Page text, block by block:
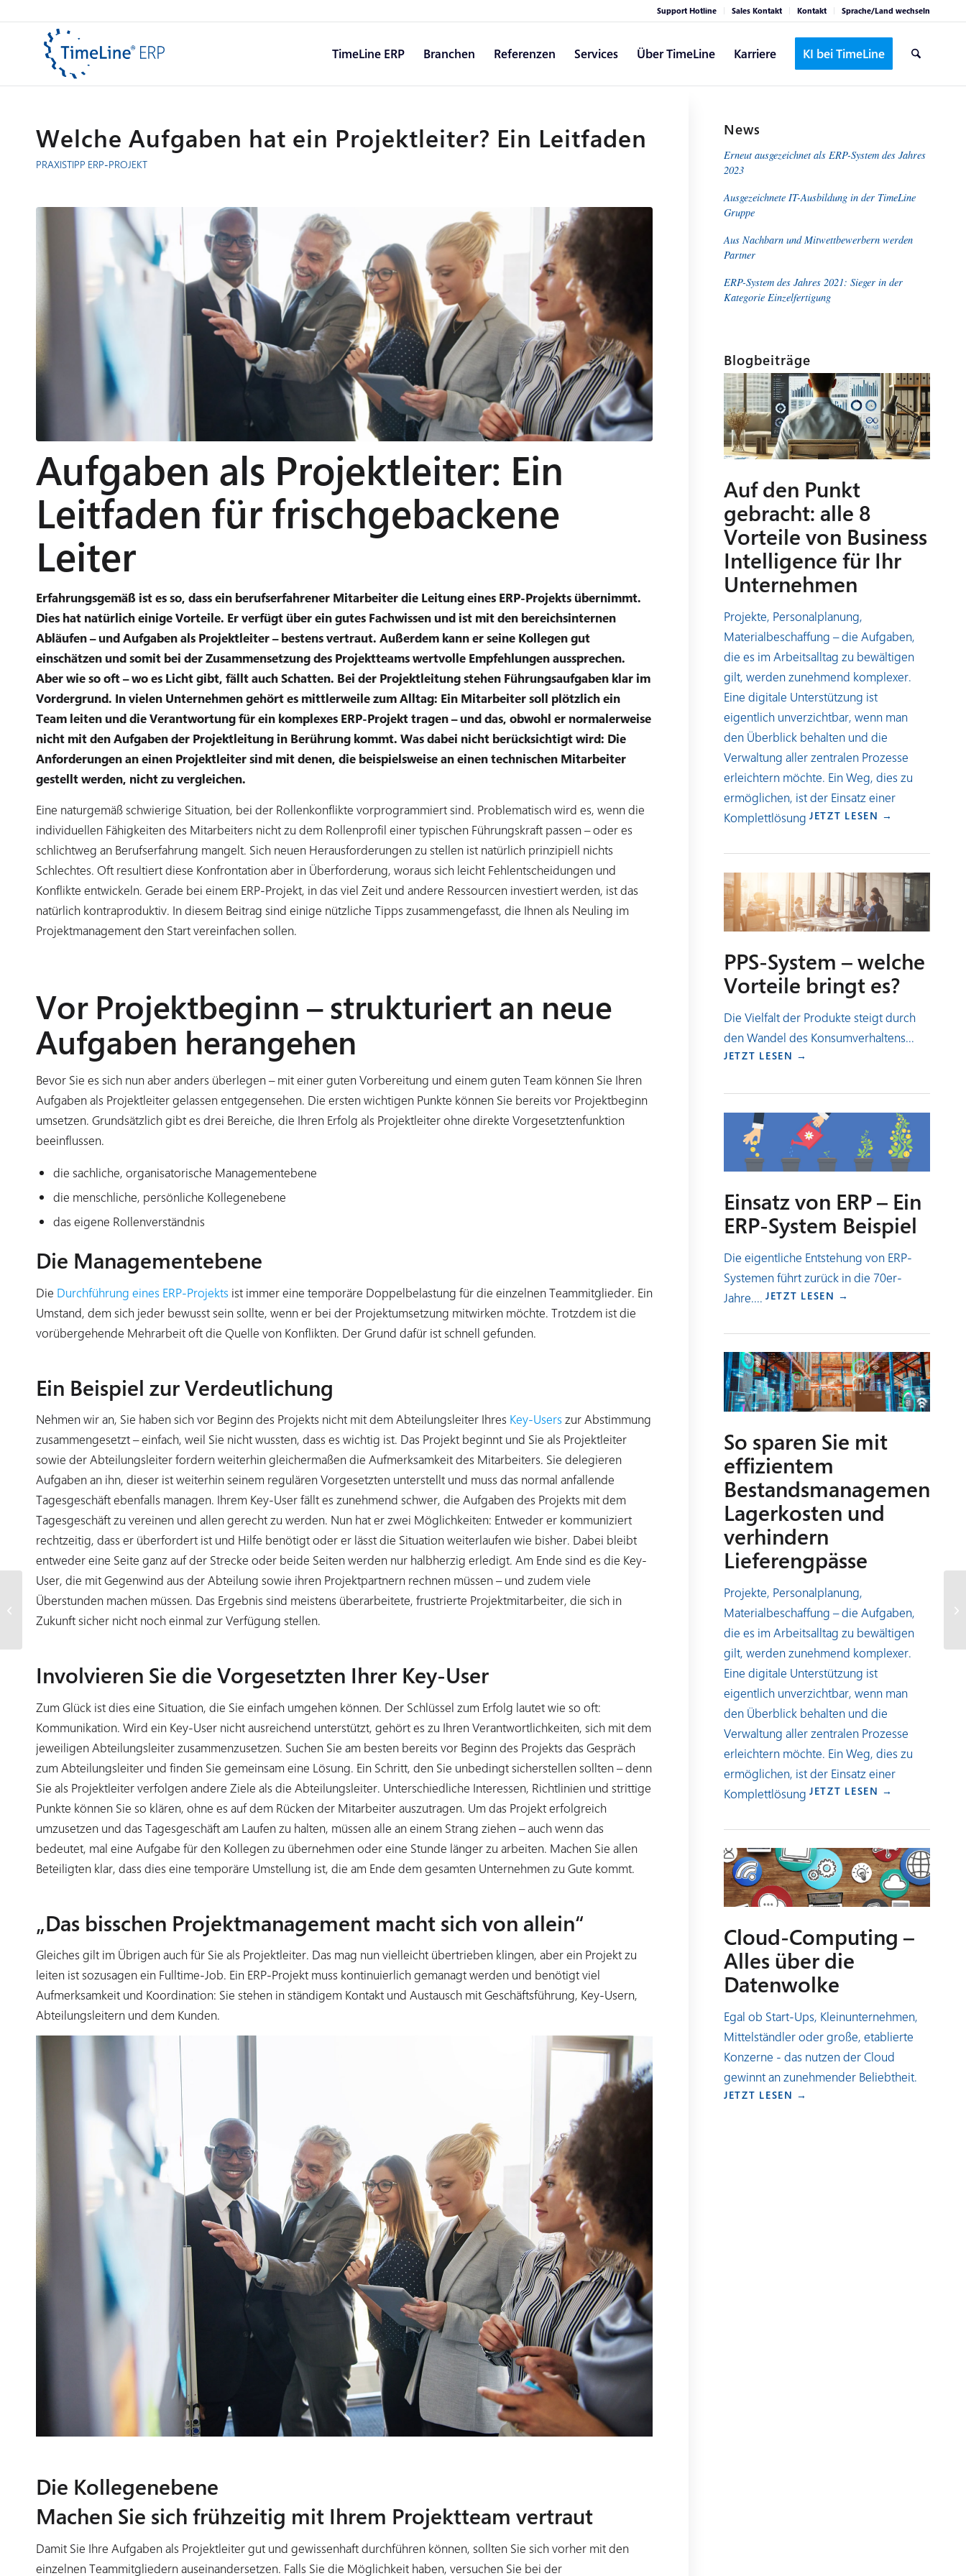
Support Hotline Sales Kontakt Kontakt Sprache/Land wechseln
TimeLine ERP Branchen Referenzen Services Über TimeLine Karriere KI bei TimeLine
Welche Aufgaben hat ein Projektleiter? Ein Leitfaden
PRAXISTIPP ERP-PROJEKT
Aufgaben als Projektleiter: Ein
Leitfaden für frischgebackene
Leiter
Erfahrungsgemäß ist es so, dass ein berufserfahrener Mitarbeiter die Leitung eines ERP-Projekts übernimmt.
Dies hat natürlich einige Vorteile. Er verfügt über ein gutes Fachwissen und ist mit den bereichsinternen
Abläufen – und Aufgaben als Projektleiter – bestens vertraut. Außerdem kann er seine Kollegen gut
einschätzen und somit bei der Zusammensetzung des Projektteams wertvolle Empfehlungen aussprechen.
Aber wie so oft – wo es Licht gibt, fällt auch Schatten. Bei der Projektleitung stehen Führungsaufgaben klar im
Vordergrund. In vielen Unternehmen gehört es mittlerweile zum Alltag: Ein Mitarbeiter soll plötzlich ein
Team leiten und die Verantwortung für ein komplexes ERP-Projekt tragen – und das, obwohl er normalerweise
nicht mit den Aufgaben der Projektleitung in Berührung kommt. Was dabei nicht berücksichtigt wird: Die
Anforderungen an einen Projektleiter sind mit denen, die beispielsweise an einen technischen Mitarbeiter
gestellt werden, nicht zu vergleichen.
Eine naturgemäß schwierige Situation, bei der Rollenkonflikte vorprogrammiert sind. Problematisch wird es, wenn die
individuellen Fähigkeiten des Mitarbeiters nicht zu dem Rollenprofil einer typischen Führungskraft passen – oder es
schlichtweg an Berufserfahrung mangelt. Sich neuen Herausforderungen zu stellen ist natürlich prinzipiell nichts
Schlechtes. Oft resultiert diese Konfrontation aber in Überforderung, woraus sich leicht Fehlentscheidungen und
Konflikte entwickeln. Gerade bei einem ERP-Projekt, in das viel Zeit und andere Ressourcen investiert werden, ist das
natürlich kontraproduktiv. In diesem Beitrag sind einige nützliche Tipps zusammengefasst, die Ihnen als Neuling im
Projektmanagement den Start vereinfachen sollen.
Vor Projektbeginn – strukturiert an neue
Aufgaben herangehen
Bevor Sie es sich nun aber anders überlegen – mit einer guten Vorbereitung und einem guten Team können Sie Ihren
Aufgaben als Projektleiter gelassen entgegensehen. Die ersten wichtigen Punkte können Sie bereits vor Projektbeginn
umsetzen. Grundsätzlich gibt es drei Bereiche, die Ihren Erfolg als Projektleiter ohne direkte Vorgesetztenfunktion
beeinflussen.
die sachliche, organisatorische Managementebene
die menschliche, persönliche Kollegenebene
das eigene Rollenverständnis
Die Managementebene
Die Durchführung eines ERP-Projekts ist immer eine temporäre Doppelbelastung für die einzelnen Teammitglieder. Ein
Umstand, dem sich jeder bewusst sein sollte, wenn er bei der Projektumsetzung mitwirken möchte. Trotzdem ist die
vorübergehende Mehrarbeit oft die Quelle von Konflikten. Der Grund dafür ist schnell gefunden.
Ein Beispiel zur Verdeutlichung
Nehmen wir an, Sie haben sich vor Beginn des Projekts nicht mit dem Abteilungsleiter Ihres Key-Users zur Abstimmung
zusammengesetzt – einfach, weil Sie nicht wussten, dass es wichtig ist. Das Projekt beginnt und Sie als Projektleiter
sowie der Abteilungsleiter fordern weiterhin gleichermaßen die Aufmerksamkeit des Mitarbeiters. Sie delegieren
Aufgaben an ihn, dieser ist weiterhin seinem regulären Vorgesetzten unterstellt und muss das normal anfallende
Tagesgeschäft ebenfalls managen. Ihrem Key-User fällt es zunehmend schwer, die Aufgaben des Projekts mit dem
Tagesgeschäft zu vereinen und allen gerecht zu werden. Nun hat er zwei Möglichkeiten: Entweder er kommuniziert
rechtzeitig, dass er überfordert ist und Hilfe benötigt oder er lässt die Situation weiterlaufen wie bisher. Dabei bleibt
entweder eine Seite ganz auf der Strecke oder beide Seiten werden nur halbherzig erledigt. Am Ende sind es die Key-
User, die mit Gegenwind aus der Abteilung sowie ihren Projektpartnern rechnen müssen – und zudem viele
Überstunden machen müssen. Das Ergebnis sind meistens überarbeitete, frustrierte Projektmitarbeiter, die sich in
Zukunft sicher nicht noch einmal zur Verfügung stellen.
Involvieren Sie die Vorgesetzten Ihrer Key-User
Zum Glück ist dies eine Situation, die Sie einfach umgehen können. Der Schlüssel zum Erfolg lautet wie so oft:
Kommunikation. Wird ein Key-User nicht ausreichend unterstützt, gehört es zu Ihren Verantwortlichkeiten, sich mit dem
jeweiligen Abteilungsleiter zusammenzusetzen. Suchen Sie am besten bereits vor Beginn des Projekts das Gespräch
zum Abteilungsleiter und finden Sie gemeinsam eine Lösung. Ein Schritt, den Sie unbedingt sicherstellen sollten – denn
Sie als Projektleiter verfolgen andere Ziele als die Abteilungsleiter. Unterschiedliche Interessen, Richtlinien und strittige
Punkte können Sie so klären, ohne es auf dem Rücken der Mitarbeiter auszutragen. Um das Projekt erfolgreich
umzusetzen und das Tagesgeschäft am Laufen zu halten, müssen alle an einem Strang ziehen – auch wenn das
bedeutet, mal eine Aufgabe für den Kollegen zu übernehmen oder eine Stunde länger zu arbeiten. Machen Sie allen
Beteiligten klar, dass dies eine temporäre Umstellung ist, die am Ende dem gesamten Unternehmen zu Gute kommt.
„Das bisschen Projektmanagement macht sich von allein“
Gleiches gilt im Übrigen auch für Sie als Projektleiter. Das mag nun vielleicht übertrieben klingen, aber ein Projekt zu
leiten ist sozusagen ein Fulltime-Job. Ein ERP-Projekt muss kontinuierlich gemanagt werden und benötigt viel
Aufmerksamkeit und Koordination: Sie stehen in ständigem Kontakt und Austausch mit Geschäftsführung, Key-Usern,
Abteilungsleitern und dem Kunden.
Die Kollegenebene
Machen Sie sich frühzeitig mit Ihrem Projektteam vertraut
Damit Sie Ihre Aufgaben als Projektleiter gut und gewissenhaft durchführen können, sollten Sie sich vorher mit den
einzelnen Teammitgliedern auseinandersetzen. Falls Sie die Möglichkeit haben, versuchen Sie bei der
News
Erneut ausgezeichnet als ERP-System des Jahres
2023
Ausgezeichnete IT-Ausbildung in der TimeLine
Gruppe
Aus Nachbarn und Mitwettbewerbern werden
Partner
ERP-System des Jahres 2021: Sieger in der
Kategorie Einzelfertigung
Blogbeiträge
Auf den Punkt
gebracht: alle 8
Vorteile von Business
Intelligence für Ihr
Unternehmen
Projekte, Personalplanung,
Materialbeschaffung – die Aufgaben,
die es im Arbeitsalltag zu bewältigen
gilt, werden zunehmend komplexer.
Eine digitale Unterstützung ist
eigentlich unverzichtbar, wenn man
den Überblick behalten und die
Verwaltung aller zentralen Prozesse
erleichtern möchte. Ein Weg, dies zu
ermöglichen, ist der Einsatz einer
KomplettlösungJETZT LESEN →
PPS-System – welche
Vorteile bringt es?
Die Vielfalt der Produkte steigt durch
den Wandel des Konsumverhaltens...
JETZT LESEN →
Einsatz von ERP – Ein
ERP-System Beispiel
Die eigentliche Entstehung von ERP-
Systemen führt zurück in die 70er-
Jahre....JETZT LESEN →
So sparen Sie mit
effizientem
Bestandsmanagement
Lagerkosten und
verhindern
Lieferengpässe
Projekte, Personalplanung,
Materialbeschaffung – die Aufgaben,
die es im Arbeitsalltag zu bewältigen
gilt, werden zunehmend komplexer.
Eine digitale Unterstützung ist
eigentlich unverzichtbar, wenn man
den Überblick behalten und die
Verwaltung aller zentralen Prozesse
erleichtern möchte. Ein Weg, dies zu
ermöglichen, ist der Einsatz einer
KomplettlösungJETZT LESEN →
Cloud-Computing –
Alles über die
Datenwolke
Egal ob Start-Ups, Kleinunternehmen,
Mittelständler oder große, etablierte
Konzerne - das nutzen der Cloud
gewinnt an zunehmender Beliebtheit.
JETZT LESEN →
Welche Eigenschaften
sollte ein Projektleiter
mitbringen?